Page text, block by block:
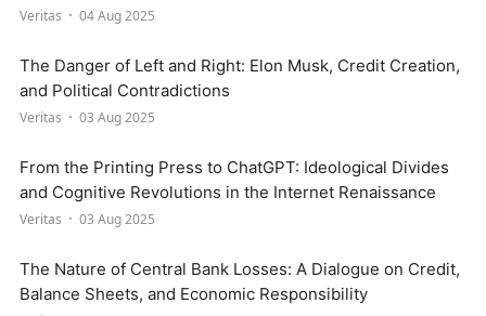
Veritas 04 Aug 2025
The Danger of Left and Right: Elon Musk, Credit Creation,
and Political Contradictions
Veritas 03 Aug 2025
From the Printing Press to ChatGPT: Ideological Divides
and Cognitive Revolutions in the Internet Renaissance
Veritas 03 Aug 2025
The Nature of Central Bank Losses: A Dialogue on Credit,
Balance Sheets, and Economic Responsibility